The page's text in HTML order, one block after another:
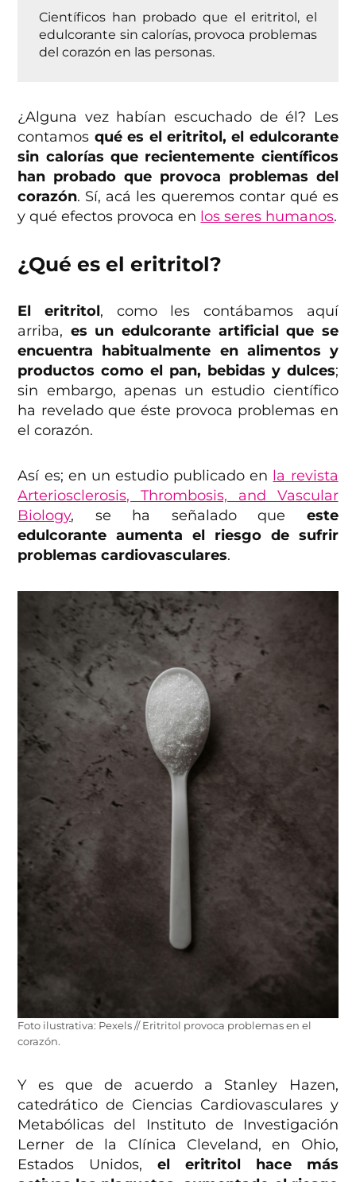
Científicos han probado que el eritritol, el
edulcorante sin calorías, provoca problemas
del corazón en las personas.
¿Alguna vez habían escuchado de él? Les
contamos qué es el eritritol, el edulcorante
sin calorías que recientemente científicos
han probado que provoca problemas del
corazón. Sí, acá les queremos contar qué es
y qué efectos provoca en los seres humanos.
¿Qué es el eritritol?
El eritritol, como les contábamos aquí
arriba, es un edulcorante artificial que se
encuentra habitualmente en alimentos y
productos como el pan, bebidas y dulces;
sin embargo, apenas un estudio científico
ha revelado que éste provoca problemas en
el corazón.
Así es; en un estudio publicado en la revista
Arteriosclerosis, Thrombosis, and Vascular
Biology, se ha señalado que este
edulcorante aumenta el riesgo de sufrir
problemas cardiovasculares.
Foto ilustrativa: Pexels // Eritritol provoca problemas en el
corazón.
Y es que de acuerdo a Stanley Hazen,
catedrático de Ciencias Cardiovasculares y
Metabólicas del Instituto de Investigación
Lerner de la Clínica Cleveland, en Ohio,
Estados Unidos, el eritritol hace más